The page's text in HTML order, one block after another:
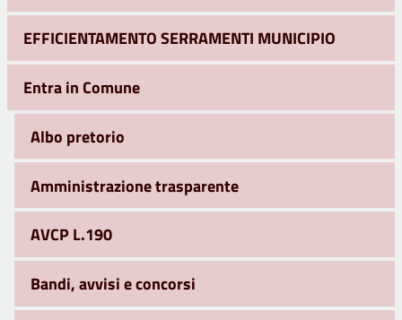
EFFICIENTAMENTO SERRAMENTI MUNICIPIO
Entra in Comune
Albo pretorio
Amministrazione trasparente
AVCP L.190
Bandi, avvisi e concorsi